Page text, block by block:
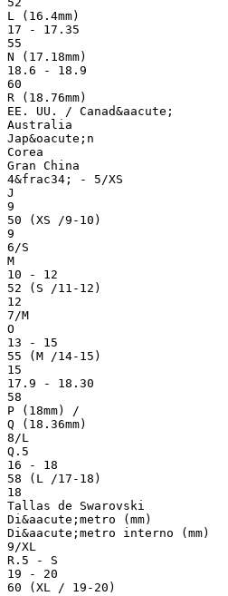
L (16.4mm)
17 - 17.35
55
N (17.18mm)
18.6 - 18.9
60
R (18.76mm)
EE. UU. / Canad&aacute;
Australia
Jap&oacute;n
Corea
Gran China
4&frac34; - 5/XS
J
9
50 (XS /9-10)
9
6/S
M
10 - 12
52 (S /11-12)
12
7/M
O
13 - 15
55 (M /14-15)
15
17.9 - 18.30
58
P (18mm) /
Q (18.36mm)
8/L
Q.5
16 - 18
58 (L /17-18)
18
Tallas de Swarovski
Di&aacute;metro (mm)
Di&aacute;metro interno (mm)
9/XL
R.5 - S
19 - 20
60 (XL / 19-20)